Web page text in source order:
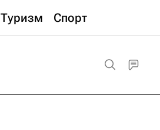
Туризм Спорт